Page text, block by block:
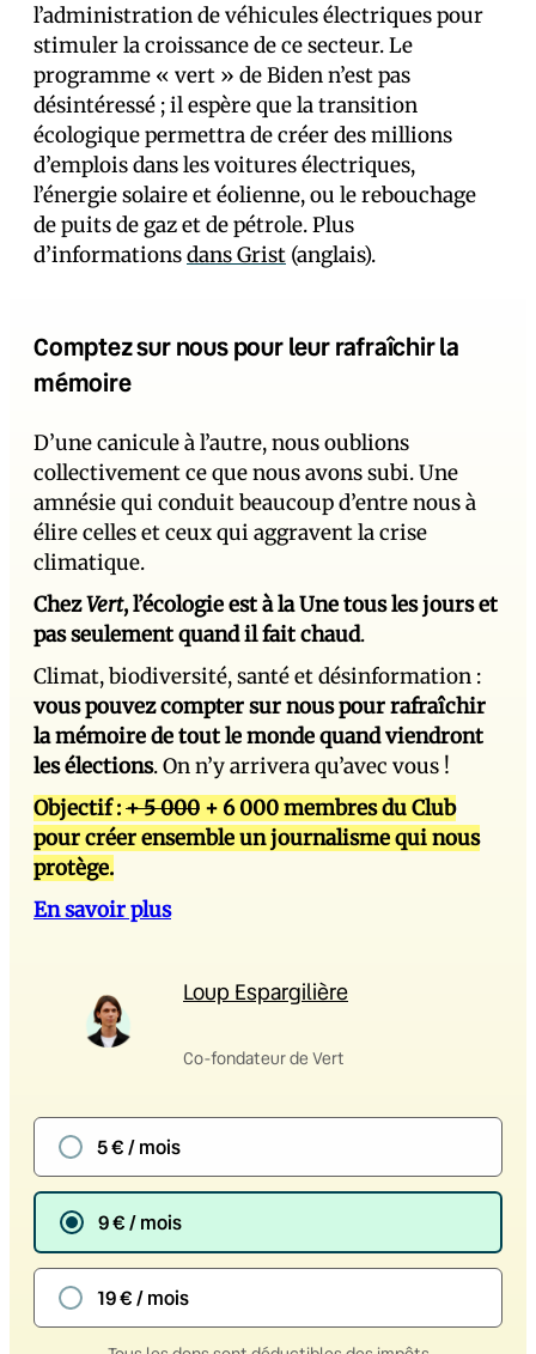
l’administration de véhicules électriques pour
stimuler la croissance de ce secteur. Le
programme « vert » de Biden n’est pas
désintéressé ; il espère que la transition
écologique permettra de créer des millions
d’emplois dans les voitures électriques,
l’énergie solaire et éolienne, ou le rebouchage
de puits de gaz et de pétrole. Plus
d’informationsdans Grist (anglais).
Comptez sur nous pour leur rafraîchir la
mémoire
D’une canicule à l’autre, nous oublions
collectivement ce que nous avons subi. Une
amnésie qui conduit beaucoup d’entre nous à
élire celles et ceux qui aggravent la crise
climatique.
ChezVert, l’écologie est à la Une tous les jours et
pas seulement quand il fait chaud.
Climat, biodiversité, santé et désinformation :
vous pouvez compter sur nous pour rafraîchir
la mémoire de tout le monde quand viendront
les élections. On n’y arrivera qu’avec vous !
Objectif :+ 5 000 + 6 000 membres du Club
pour créer ensemble un journalisme qui nous
protège.
En savoir plus
Loup Espargilière
Co-fondateur de Vert
5 € / mois
9 € / mois
19 € / mois